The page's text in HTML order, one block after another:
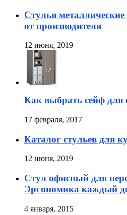
Стулья
от производителя
12 июня, 2019
Как выбрать сейф для
17 февраля, 2017
Каталог стульев для
12 июня, 2019
Стул офисный для
Эргономика каждый
4 января, 2015